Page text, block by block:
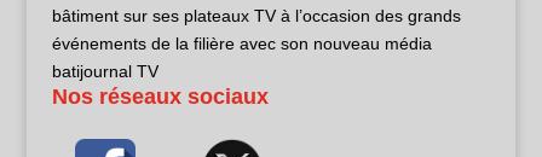
bâtiment sur ses plateaux TV à l’occasion des grands
événements de la filière avec son nouveau média
batijournal TV
Nos réseaux sociaux